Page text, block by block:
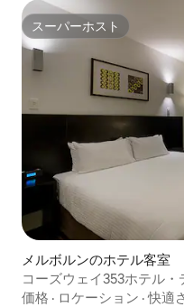
スーパーホスト
スーパーホスト
メルボルンのホテル客室
コーズウェイ353ホテル
価格 · ロケーション ·快適